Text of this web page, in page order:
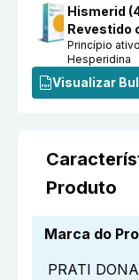
Hismerid
Revestido
Princípio
Hesperidina
Visualizar
Produto
Marca do
PRATI